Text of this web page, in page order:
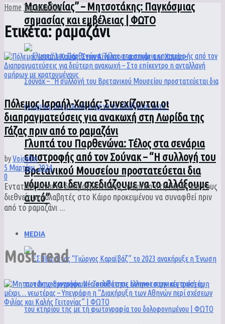
Μακεδονίας” – Μητσοτάκης: Παγκόσμιας
σημασίας και εμβέλειας | ΦΩΤΟ
Γλυπτά του Παρθενώνα: Τέλος στα σενάρια
επιστροφής από τον Σούνακ – “Η συλλογή του
Βρετανικού Μουσείου προστατεύεται δια
νόμου και δεν σχεδιάζουμε να το αλλάξουμε
αυτό”
MEDIA
Home Tagραμαζάνι
Ετικέτα:ραμαζάνι
Πόλεμος Ισραήλ-Χαμάς: Συνεχίζονται οι
διαπραγματεύσεις για ανακωχή στη Λωρίδα της
Γάζας πριν από το ραμαζάνι
byVoiceOn
5 Μαρτίου, 2024
0
Εντατικές είναι οι διαπραγματεύσεις ανάμεσα στη Χαμάς και τους
διεθνείς μεσολαβητές στο Κάιρο προκειμένου να συναφθεί πριν
από το ραμαζάνι ...
Most read